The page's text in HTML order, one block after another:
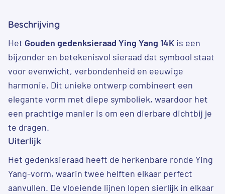
Beschrijving
Het Gouden gedenksieraad Ying Yang 14K is een
bijzonder en betekenisvol sieraad dat symbool staat
voor evenwicht, verbondenheid en eeuwige
harmonie. Dit unieke ontwerp combineert een
elegante vorm met diepe symboliek, waardoor het
een prachtige manier is om een dierbare dichtbij je
te dragen.
Uiterlijk
Het gedenksieraad heeft de herkenbare ronde Ying
Yang-vorm, waarin twee helften elkaar perfect
aanvullen. De vloeiende lijnen lopen sierlijk in elkaar